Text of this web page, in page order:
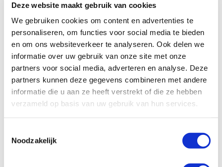
Deze website maakt gebruik van cookies
We gebruiken cookies om content en advertenties te
personaliseren, om functies voor social media te bieden
en om ons websiteverkeer te analyseren. Ook delen we
informatie over uw gebruik van onze site met onze
partners voor social media, adverteren en analyse. Deze
partners kunnen deze gegevens combineren met andere
informatie die u aan ze heeft verstrekt of die ze hebben
verzameld op basis van uw gebruik van hun services.
Noodzakelijk